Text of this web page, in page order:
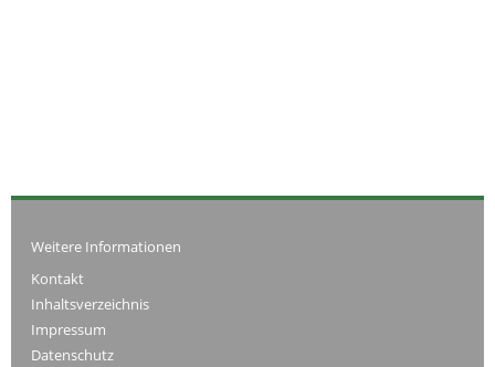
Weitere Informationen
Kontakt
Inhaltsverzeichnis
Impressum
Datenschutz